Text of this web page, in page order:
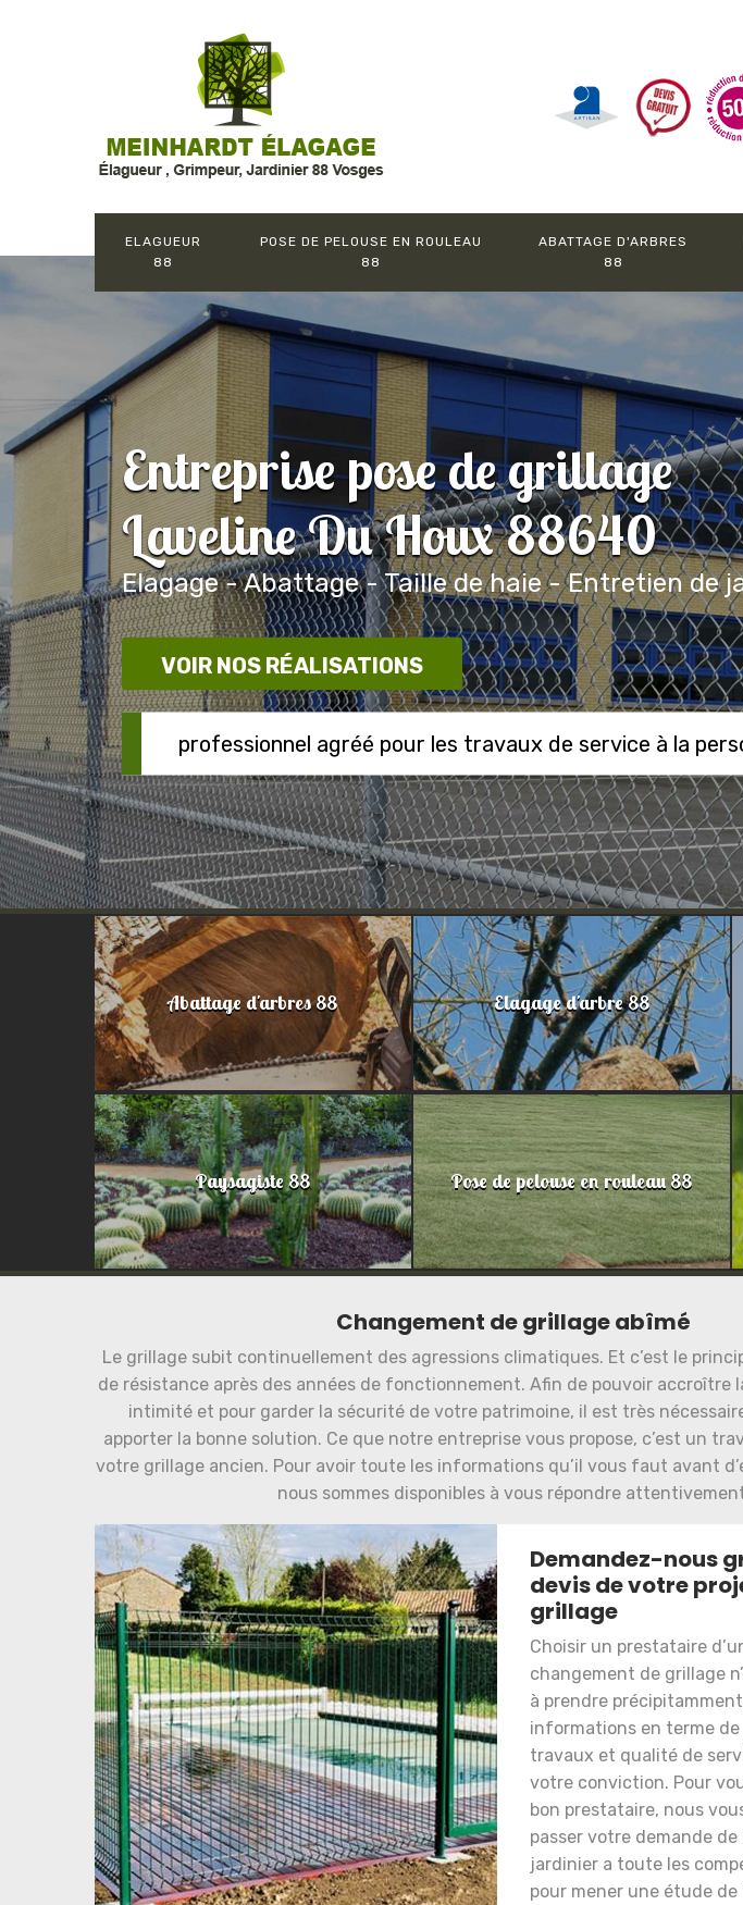
ELAGUEUR
88
POSE DE PELOUSE EN ROULEAU
88
ABATTAGE D'ARBRES
88
Entreprise pose de grillage
Laveline Du Houx 88640
Elagage - Abattage - Taille de haie - Entretien de
VOIR NOS RÉALISATIONS
professionnel agréé pour les travaux de service à la
Abattage d'arbres 88 Elagage d'arbre 88
Paysagiste 88 Pose de pelouse en rouleau 88
Changement de grillage abîmé
Le grillage subit continuellement des agressions climatiques. Et c’est le
de résistance après des années de fonctionnement. Afin de pouvoir accroître
intimité et pour garder la sécurité de votre patrimoine, il est très
apporter la bonne solution. Ce que notre entreprise vous propose, c’est un
votre grillage ancien. Pour avoir toute les informations qu’il vous faut avant
nous sommes disponibles à vous répondre
Demandez-nous
devis de votre
grillage
Choisir un prestataire
changement de grillage
à prendre
informations en terme de
travaux et qualité de
votre conviction. Pour
bon prestataire, nous
passer votre demande
jardinier a toute les
pour mener une étude